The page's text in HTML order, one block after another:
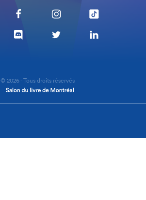
© 2026 - Tous droits réservés